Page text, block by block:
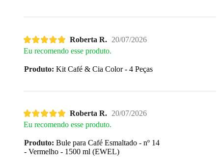
Roberta R. 20/07/2026
Eu recomendo esse produto.
Produto: Kit Café & Cia Color - 4 Peças
Roberta R. 20/07/2026
Eu recomendo esse produto.
Produto: Bule para Café Esmaltado - nº 14
- Vermelho - 1500 ml (EWEL)